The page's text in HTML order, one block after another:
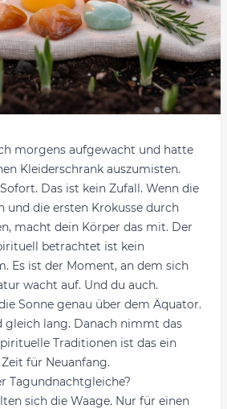
morgens aufgewacht und hatte
Kleiderschrank auszumisten.
Das ist kein Zufall. Wenn die
und die ersten Krokusse durch
macht dein Körper das mit. Der
betrachtet ist kein
Es ist der Moment, an dem sich
wacht auf. Und du auch.
Sonne genau über dem Äquator.
gleich lang. Danach nimmt das
Traditionen ist das ein
für Neuanfang.
Tagundnachtgleiche?
sich die Waage. Nur für einen